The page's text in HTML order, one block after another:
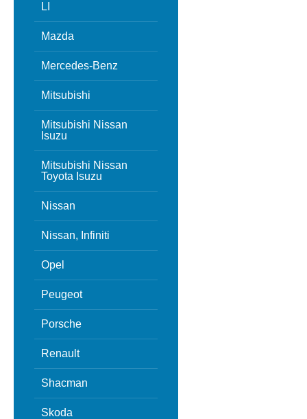
LI
Mazda
Mercedes-Benz
Mitsubishi
Mitsubishi Nissan
Isuzu
Mitsubishi Nissan
Toyota Isuzu
Nissan
Nissan, Infiniti
Opel
Peugeot
Porsche
Renault
Shacman
Skoda